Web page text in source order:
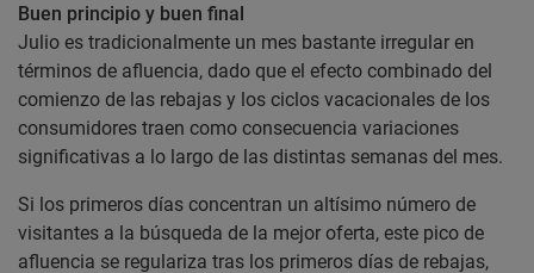
Buen principio y buen final
Julio es tradicionalmente un mes bastante irregular en
términos de afluencia, dado que el efecto combinado del
comienzo de las rebajas y los ciclos vacacionales de los
consumidores traen como consecuencia variaciones
significativas a lo largo de las distintas semanas del mes.
Si los primeros días concentran un altísimo número de
visitantes a la búsqueda de la mejor oferta, este pico de
afluencia se regulariza tras los primeros días de rebajas,